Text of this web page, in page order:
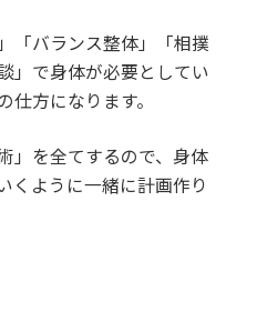
「バランス整体」「相撲
」で身体が必要としてい
仕方になります。
」を全てするので、身体
くように一緒に計画作り